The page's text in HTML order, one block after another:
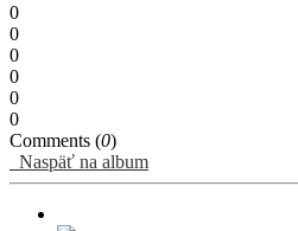
0
0
0
0
0
0
Comments (0)
Naspäť na album